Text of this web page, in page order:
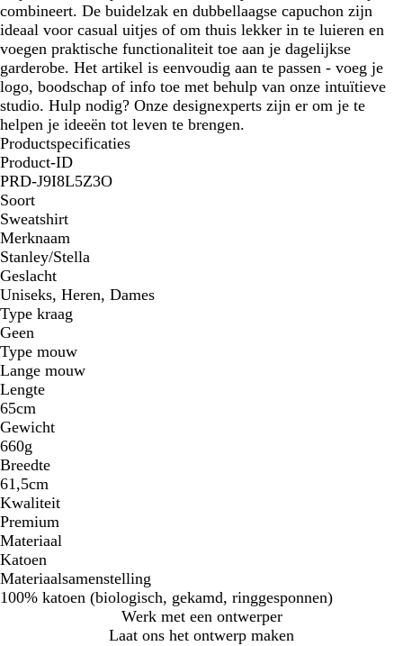
combineert. De buidelzak en dubbellaagse capuchon zijn
ideaal voor casual uitjes of om thuis lekker in te luieren en
voegen praktische functionaliteit toe aan je dagelijkse
garderobe. Het artikel is eenvoudig aan te passen - voeg je
logo, boodschap of info toe met behulp van onze intuïtieve
studio. Hulp nodig? Onze designexperts zijn er om je te
helpen je ideeën tot leven te brengen.
Productspecificaties
Product-ID
PRD-J9I8L5Z3O
Soort
Sweatshirt
Merknaam
Stanley/Stella
Geslacht
Uniseks, Heren, Dames
Type kraag
Geen
Type mouw
Lange mouw
Lengte
65cm
Gewicht
660g
Breedte
61,5cm
Kwaliteit
Premium
Materiaal
Katoen
Materiaalsamenstelling
100% katoen (biologisch, gekamd, ringgesponnen)
Werk met een ontwerper
Laat ons het ontwerp maken